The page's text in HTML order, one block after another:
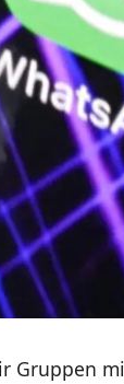
Gruppen